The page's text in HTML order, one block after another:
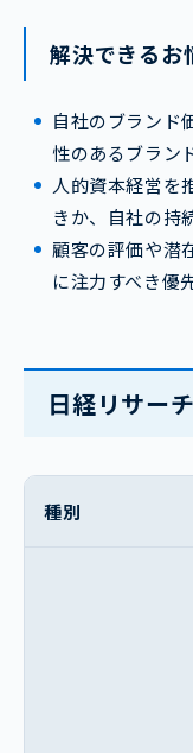
解決できるお
自社のブランド
性のあるブラン
人的資本経営を
きか、自社の持
顧客の評価や潜
に注力すべき優
日経リサーチ
種別